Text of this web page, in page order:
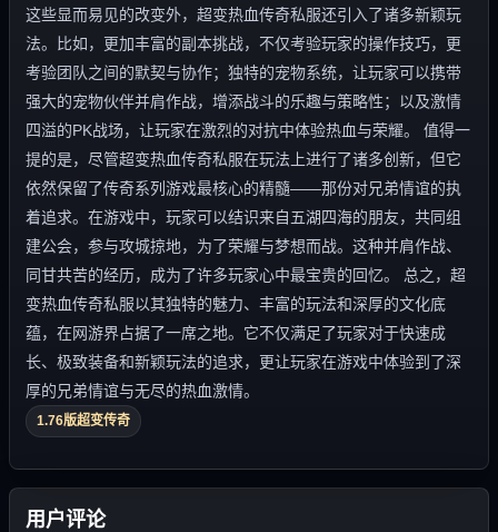
这些显而易见的改变外，超变热血传奇私服还引入了诸多新颖玩
法。比如，更加丰富的副本挑战，不仅考验玩家的操作技巧，更
考验团队之间的默契与协作；独特的宠物系统，让玩家可以携带
强大的宠物伙伴并肩作战，增添战斗的乐趣与策略性；以及激情
四溢的PK战场，让玩家在激烈的对抗中体验热血与荣耀。 值得一
提的是，尽管超变热血传奇私服在玩法上进行了诸多创新，但它
依然保留了传奇系列游戏最核心的精髓——那份对兄弟情谊的执
着追求。在游戏中，玩家可以结识来自五湖四海的朋友，共同组
建公会，参与攻城掠地，为了荣耀与梦想而战。这种并肩作战、
同甘共苦的经历，成为了许多玩家心中最宝贵的回忆。 总之，超
变热血传奇私服以其独特的魅力、丰富的玩法和深厚的文化底
蕴，在网游界占据了一席之地。它不仅满足了玩家对于快速成
长、极致装备和新颖玩法的追求，更让玩家在游戏中体验到了深
厚的兄弟情谊与无尽的热血激情。
1.76版超变传奇
用户评论